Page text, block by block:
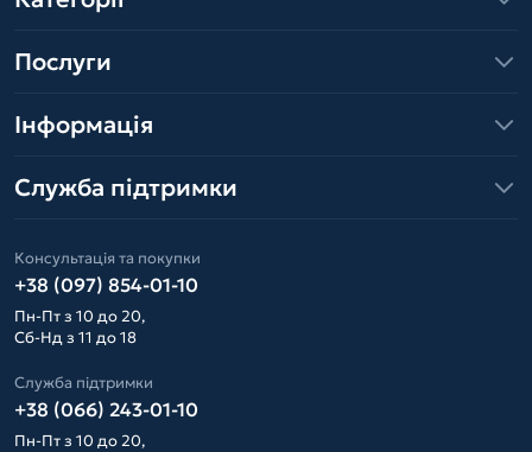
Послуги
Інформація
Служба підтримки
Консультація та покупки
+38 (097) 854-01-10
Пн-Пт з 10 до 20,
Сб-Нд з 11 до 18
Служба підтримки
+38 (066) 243-01-10
Пн-Пт з 10 до 20,